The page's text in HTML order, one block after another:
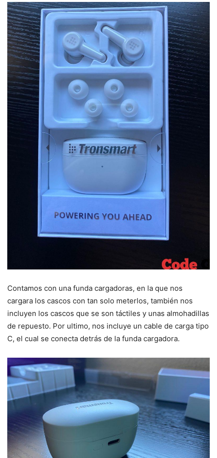
Contamos con una funda cargadoras, en la que nos
cargara los cascos con tan solo meterlos, también nos
incluyen los cascos que se son táctiles y unas almohadillas
de repuesto. Por ultimo, nos incluye un cable de carga tipo
C, el cual se conecta detrás de la funda cargadora.